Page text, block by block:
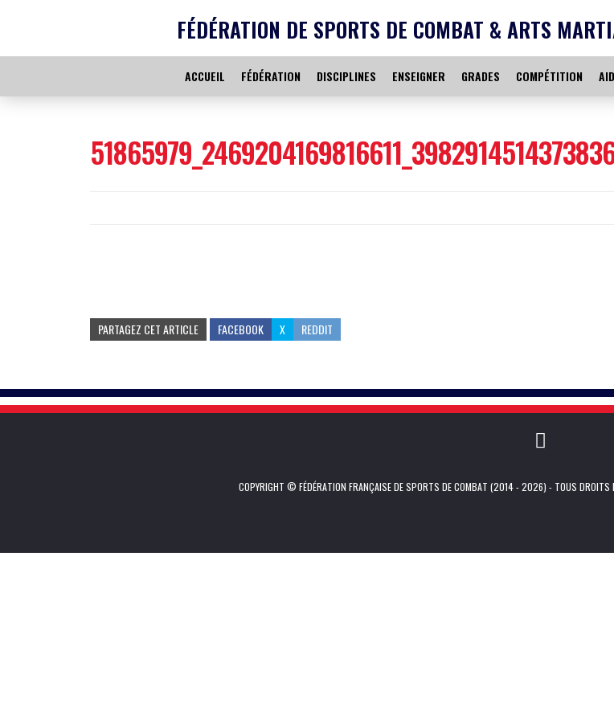
FÉDÉRATION DE SPORTS DE COMBAT & ARTS
ACCUEIL FÉDÉRATION DISCIPLINES ENSEIGNER GRADES COMPÉTITION
PARTAGEZ CET ARTICLE FACEBOOK X REDDIT
COPYRIGHT © FÉDÉRATION FRANÇAISE DE SPORTS DE COMBAT (2014 - 2026) - TOUS DROITS